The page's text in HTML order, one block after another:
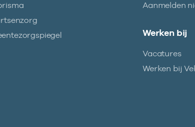
Aanmelden
Werken bij
Vacatures
Werken bij